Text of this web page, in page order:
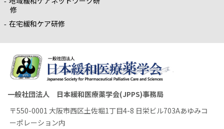
修
在宅緩和ケア研修
一般社団法人 日本緩和医療薬学会(JPPS)事務局
〒550-0001 大阪市西区土佐堀1丁目4-8 日栄ビル703Aあゆみコ
ーポレーション内